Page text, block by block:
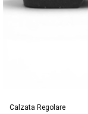
Calzata Regolare